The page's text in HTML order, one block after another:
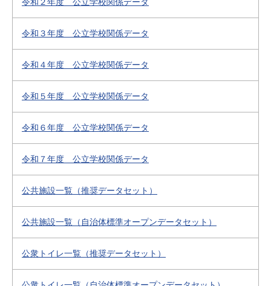
令和３年度 公立学校関係データ
令和４年度 公立学校関係データ
令和５年度 公立学校関係データ
令和６年度 公立学校関係データ
令和７年度 公立学校関係データ
公共施設一覧（推奨データセット）
公共施設一覧（自治体標準オープンデータセット）
公衆トイレ一覧（推奨データセット）